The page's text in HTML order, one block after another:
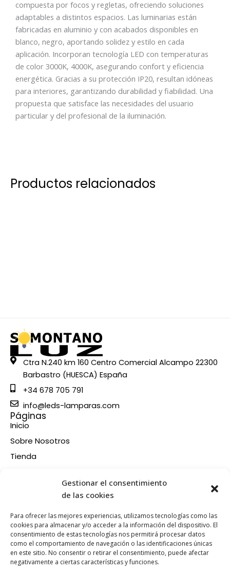
Gestionar el consentimiento
de las cookies
Para ofrecer las mejores experiencias, utilizamos tecnologías como las
cookies para almacenar y/o acceder a la información del dispositivo. El
consentimiento de estas tecnologías nos permitirá procesar datos
como el comportamiento de navegación o las identificaciones únicas
en este sitio. No consentir o retirar el consentimiento, puede afectar
negativamente a ciertas características y funciones.
compuesta por focos y regletas, ofreciendo soluciones
adaptables a distintos espacios. Las luminarias están
fabricadas en aluminio y con acabados disponibles en
blanco, negro, aportando solidez y estilo en cada
aplicación. Incorporan tecnología LED con temperaturas
de color 3000K, 4000K, asegurando confort y eficiencia
energética. Gracias a su protección IP20, resultan idóneas
para interiores, garantizando durabilidad y fiabilidad. Una
propuesta que satisface las necesidades del usuario
particular y del profesional de la iluminación.
Productos relacionados
Ctra N.240 km 160 Centro Comercial Alcampo 22300
Barbastro (HUESCA) España
+34 678 705 791
info@leds-lamparas.com
Páginas
Inicio
Sobre Nosotros
Tienda
Información
Condiciones de compra
Política de devoluciones y reembolsos
Política de cookies
Síganos en nuestras RRSS